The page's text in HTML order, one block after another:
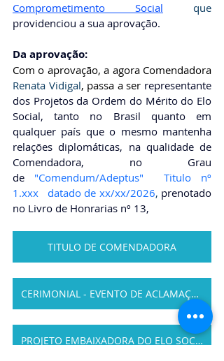
Comprometimento Social
providenciou a sua aprovação.
Da aprovação:
Renata Vidigal, passa a ser representante
dos Projetos da Ordem do Mérito do Elo
Social, tanto no Brasil quanto em
qualquer país que o mesmo mantenha
relações diplomáticas, na qualidade de
Comendadora, no Grau
de
"Comendum/Adeptus"  Titulo nº
1.xxx   datado de xx/xx/2026, prenotado
no Livro de Honrarias nº 13,
TITULO DE COMENDADORA
CERIMONIAL - EVENTO DE ACLAMAÇÃO
PROJETO EMBAIXADORA DO ELO SOCIAL